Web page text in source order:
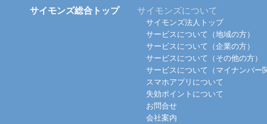
サイモンズ総合トップ サイモンズについて
サイモンズ法人トップ
サービスについて（地域の方）
サービスについて（企業の方）
サービスについて（その他の方）
サービスについて（マイナンバー
スマホアプリについて
失効ポイントについて
お問合せ
会社案内